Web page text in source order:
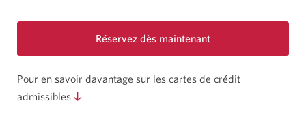
s'affichera.
Réservez dès maintenant
CIBC
par
Expedia.
Pour en savoir davantage sur les cartes de crédit
admissibles